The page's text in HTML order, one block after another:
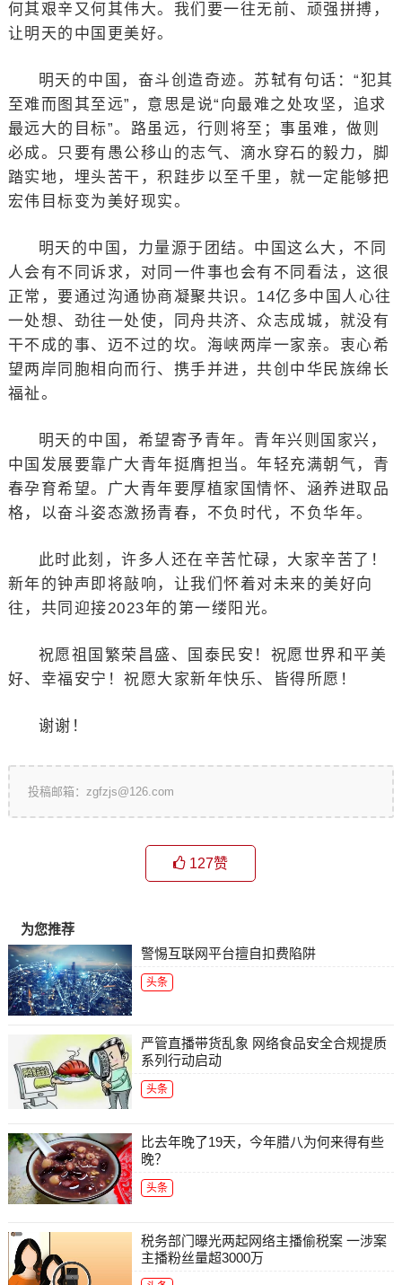
何其艰辛又何其伟大。我们要一往无前、顽强拼搏，
让明天的中国更美好。
明天的中国，奋斗创造奇迹。苏轼有句话：“犯其
至难而图其至远”，意思是说“向最难之处攻坚，追求
最远大的目标”。路虽远，行则将至；事虽难，做则
必成。只要有愚公移山的志气、滴水穿石的毅力，脚
踏实地，埋头苦干，积跬步以至千里，就一定能够把
宏伟目标变为美好现实。
明天的中国，力量源于团结。中国这么大，不同
人会有不同诉求，对同一件事也会有不同看法，这很
正常，要通过沟通协商凝聚共识。14亿多中国人心往
一处想、劲往一处使，同舟共济、众志成城，就没有
干不成的事、迈不过的坎。海峡两岸一家亲。衷心希
望两岸同胞相向而行、携手并进，共创中华民族绵长
福祉。
明天的中国，希望寄予青年。青年兴则国家兴，
中国发展要靠广大青年挺膺担当。年轻充满朝气，青
春孕育希望。广大青年要厚植家国情怀、涵养进取品
格，以奋斗姿态激扬青春，不负时代，不负华年。
此时此刻，许多人还在辛苦忙碌，大家辛苦了！
新年的钟声即将敲响，让我们怀着对未来的美好向
往，共同迎接2023年的第一缕阳光。
祝愿祖国繁荣昌盛、国泰民安！祝愿世界和平美
好、幸福安宁！祝愿大家新年快乐、皆得所愿！
谢谢！
投稿邮箱：zgfzjs@126.com
127赞
为您推荐
警惕互联网平台擅自扣费陷阱
头条
严管直播带货乱象 网络食品安全合规提质
系列行动启动
头条
比去年晚了19天，今年腊八为何来得有些
晚？
头条
税务部门曝光两起网络主播偷税案 一涉案
主播粉丝量超3000万